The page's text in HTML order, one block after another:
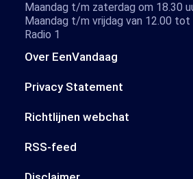
Over EenVandaag
Privacy Statement
Richtlijnen webchat
RSS-feed
Maandag t/m zaterdag om 18.30
Maandag t/m vrijdag van 12.00 tot
Radio 1